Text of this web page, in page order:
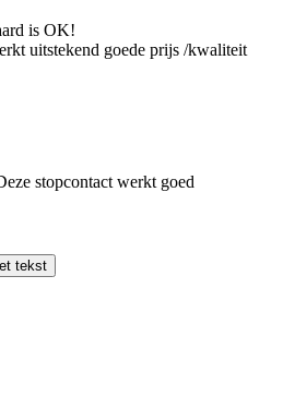
is OK!
uitstekend goede prijs /kwaliteit
stopcontact werkt goed
tekst